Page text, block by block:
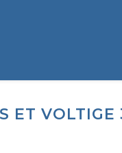
ET VOLTIGE